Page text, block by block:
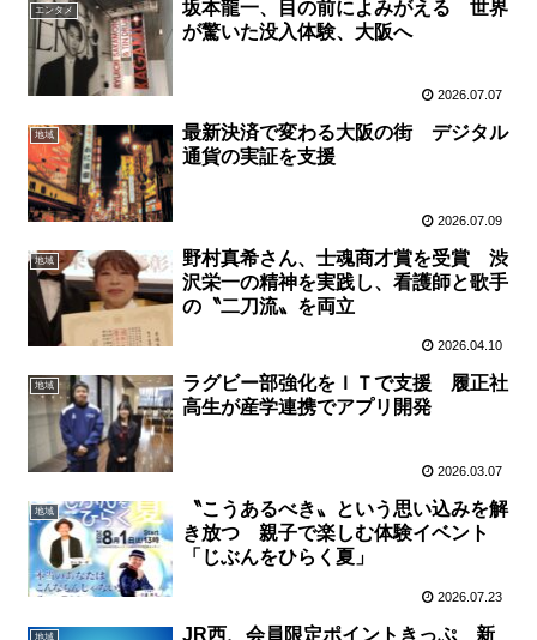
エンタメ
坂本龍一、目の前によみがえる 世界
が驚いた没入体験、大阪へ
2026.07.07
地域
最新決済で変わる大阪の街 デジタル
通貨の実証を支援
2026.07.09
地域
野村真希さん、士魂商才賞を受賞 渋
沢栄一の精神を実践し、看護師と歌手
の〝二刀流〟を両立
2026.04.10
地域
ラグビー部強化をＩＴで支援 履正社
高生が産学連携でアプリ開発
2026.03.07
地域
〝こうあるべき〟という思い込みを解
き放つ 親子で楽しむ体験イベント
「じぶんをひらく夏」
2026.07.23
地域
JR西、会員限定ポイントきっぷ 新